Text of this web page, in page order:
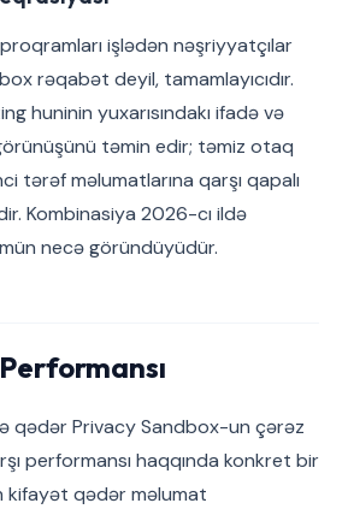
işlədən nəşriyyatçılar
rəqabət deyil, tamamlayıcıdır.
huninin yuxarısındakı ifadə və
təmin edir; təmiz otaq
tərəf məlumatlarına qarşı qapalı
Kombinasiya 2026-cı ildə
necə göründüyüdür.
qədər Privacy Sandbox-un çərəz
performansı haqqında konkret bir
kifayət qədər məlumat